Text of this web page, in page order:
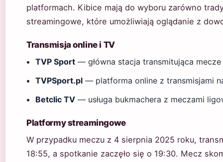
platformach. Kibice mają do wyboru zarówno
streamingowe, które umożliwiają oglądanie z
Transmisja online i TV
TVP Sport — główna stacja transmitująca
TVPSport.pl — platforma online z transmisjami
Betclic TV — usługa bukmachera z meczami
Platformy streamingowe
W przypadku meczu z 4 sierpnia 2025 roku,
18:55, a spotkanie zaczęło się o 19:30. Mecz